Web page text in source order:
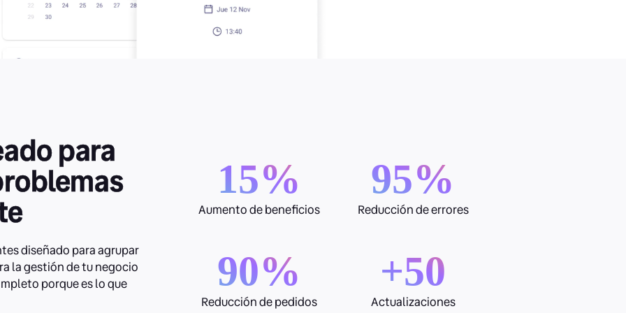
para
diseñado para agrupar
la gestión de tu negocio
porque es lo que
15%
Aumento de beneficios
95%
Reducción de errores
90%
Reducción de pedidos
+50
Actualizaciones